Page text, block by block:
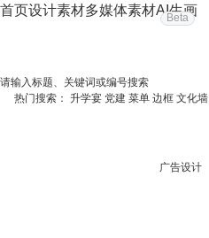
首页设计素材多媒体素材AI生画
Beta
请输入标题、关键词或编号搜索
热门搜索： 升学宴 党建 菜单 边框 文化墙
广告设计